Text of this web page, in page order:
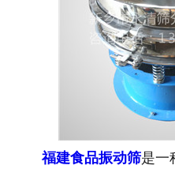
福建食品振动筛是一